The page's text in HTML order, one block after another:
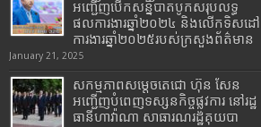
អញ្ជើញបើកសន្និបាតបូកសរុបលទ្ធ
ផលការងារឆ្នាំ២០២៤ និងលើកទិសដៅ
ការងារឆ្នាំ២០២៥របស់​ក្រសួង​ព័ត៌មាន​
January 21, 2025
សកម្មភាពសម្តេចតេជោ ហ៊ុន សែន
អញ្ជើញបំពេញទស្សនកិច្ចផ្លូវការ នៅរដ្ឋ
ធានីហាវ៉ាណា សាធារណរដ្ឋគុយបា